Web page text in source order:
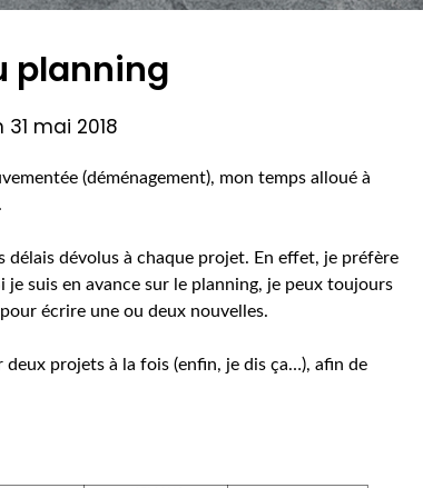
planning
31 mai 2018
(déménagement), mon temps alloué à
délais dévolus à chaque projet. En effet, je préfère
suis en avance sur le planning, je peux toujours
écrire une ou deux nouvelles.
projets à la fois (enfin, je dis ça…), afin de